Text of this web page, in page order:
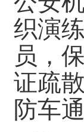
织演
员，
证疏
防车